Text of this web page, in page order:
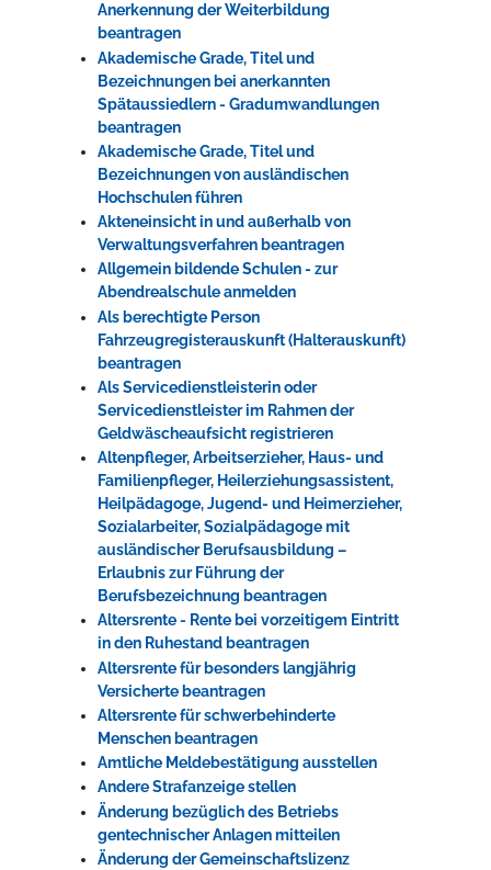
Anerkennung der Weiterbildung
beantragen
Akademische Grade, Titel und
Bezeichnungen bei anerkannten
Spätaussiedlern - Gradumwandlungen
beantragen
Akademische Grade, Titel und
Bezeichnungen von ausländischen
Hochschulen führen
Akteneinsicht in und außerhalb von
Verwaltungsverfahren beantragen
Allgemein bildende Schulen - zur
Abendrealschule anmelden
Als berechtigte Person
Fahrzeugregisterauskunft (Halterauskunft)
beantragen
Als Servicedienstleisterin oder
Servicedienstleister im Rahmen der
Geldwäscheaufsicht registrieren
Altenpfleger, Arbeitserzieher, Haus- und
Familienpfleger, Heilerziehungsassistent,
Heilpädagoge, Jugend- und Heimerzieher,
Sozialarbeiter, Sozialpädagoge mit
ausländischer Berufsausbildung –
Erlaubnis zur Führung der
Berufsbezeichnung beantragen
Altersrente - Rente bei vorzeitigem Eintritt
in den Ruhestand beantragen
Altersrente für besonders langjährig
Versicherte beantragen
Altersrente für schwerbehinderte
Menschen beantragen
Amtliche Meldebestätigung ausstellen
Andere Strafanzeige stellen
Änderung bezüglich des Betriebs
gentechnischer Anlagen mitteilen
Änderung der Gemeinschaftslizenz